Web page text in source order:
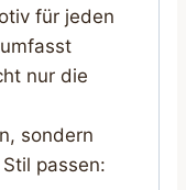
für jeden
nur die
sondern
passen: